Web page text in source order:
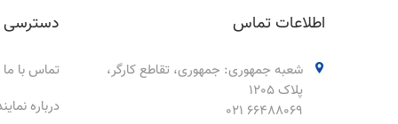
اطلاعات تماس
شعبه جمهوری: جمهوری، تقاطع کارگر،
پلاک 1205
66488069 021
تماس با ما
درباره